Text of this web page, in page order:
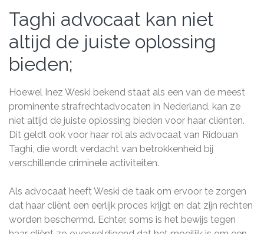
Taghi advocaat kan niet
altijd de juiste oplossing
bieden;
Hoewel Inez Weski bekend staat als een van de meest
prominente strafrechtadvocaten in Nederland, kan ze
niet altijd de juiste oplossing bieden voor haar cliënten.
Dit geldt ook voor haar rol als advocaat van Ridouan
Taghi, die wordt verdacht van betrokkenheid bij
verschillende criminele activiteiten.
Als advocaat heeft Weski de taak om ervoor te zorgen
dat haar cliënt een eerlijk proces krijgt en dat zijn rechten
worden beschermd. Echter, soms is het bewijs tegen